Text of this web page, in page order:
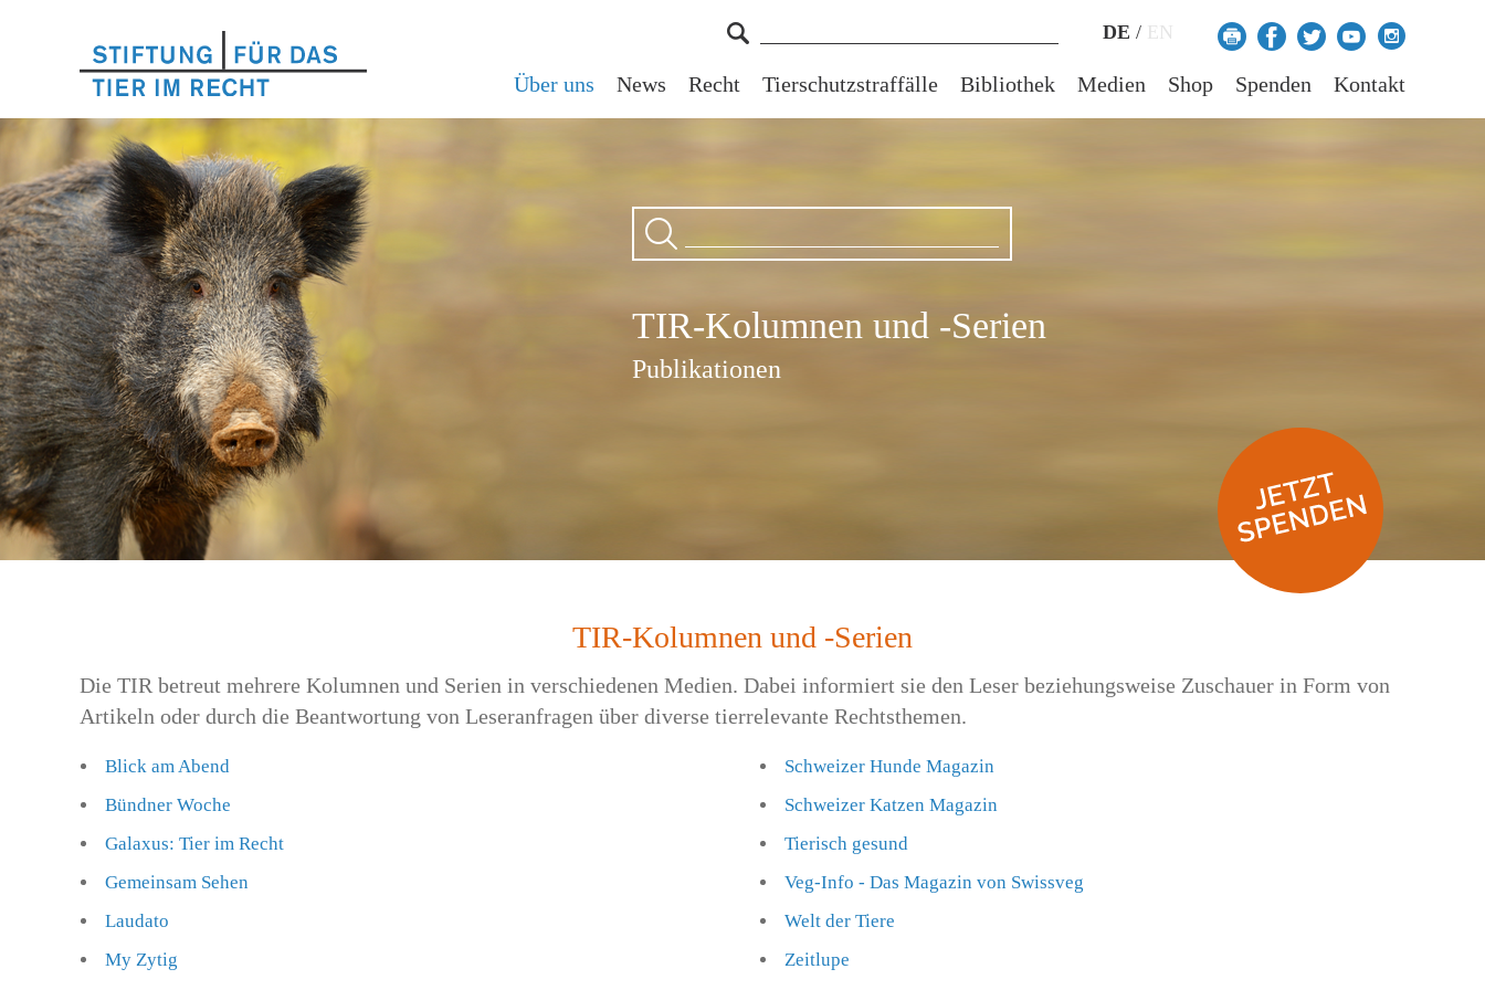
DE / EN
Über uns News Recht Tierschutzstraffälle Bibliothek Medien Shop Spenden Kontakt
TIR-Kolumnen und -Serien
Publikationen
TIR-Kolumnen und -Serien
Die TIR betreut mehrere Kolumnen und Serien in verschiedenen Medien. Dabei informiert sie den Leser beziehungsweise Zuschauer in Form von
Artikeln oder durch die Beantwortung von Leseranfragen über diverse tierrelevante Rechtsthemen.
Blick am Abend
Bündner Woche
Galaxus: Tier im Recht
Gemeinsam Sehen
Laudato
My Zytig
Schweizer Hunde Magazin
Schweizer Katzen Magazin
Tierisch gesund
Veg-Info - Das Magazin von Swissveg
Welt der Tiere
Zeitlupe